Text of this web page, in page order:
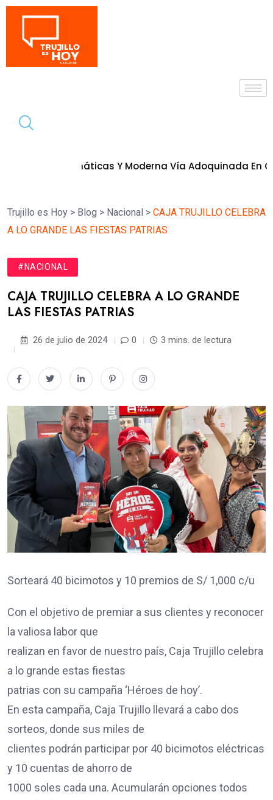
Emblemáticas Y Moderna Vía Adoquinada En Ciudad
Trujillo es Hoy > Blog > Nacional > CAJA TRUJILLO CELEBRA
A LO GRANDE LAS FIESTAS PATRIAS
#NACIONAL
CAJA TRUJILLO CELEBRA A LO GRANDE
LAS FIESTAS PATRIAS
26 de julio de 2024 0 3 mins. de lectura
Sorteará 40 bicimotos y 10 premios de S/ 1,000 c/u
Con el objetivo de premiar a sus clientes y reconocer
la valiosa labor que
realizan en favor de nuestro país, Caja Trujillo celebra
a lo grande estas fiestas
patrias con su campaña ‘Héroes de hoy’.
En esta campaña, Caja Trujillo llevará a cabo dos
sorteos, donde sus miles de
clientes podrán participar por 40 bicimotos eléctricas
y 10 cuentas de ahorro de
1000 soles cada una. Acumularán opciones todos